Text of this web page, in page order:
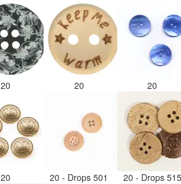
20 20 20
20 20 - Drops 501 20 - Drops